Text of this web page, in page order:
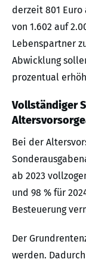
derzeit 801
von 1.602 auf
Lebenspartner
Abwicklung
prozentual
Vollständiger
Bei der
ab 2023
und 98 % für
Besteuerung
Der
werden.